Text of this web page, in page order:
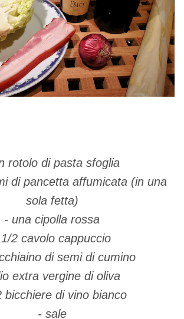
rotolo di pasta sfoglia
di pancetta affumicata (in una
sola fetta)
- una cipolla rossa
2 cavolo cappuccio
di semi di cumino
extra vergine di oliva
bicchiere di vino bianco
- sale